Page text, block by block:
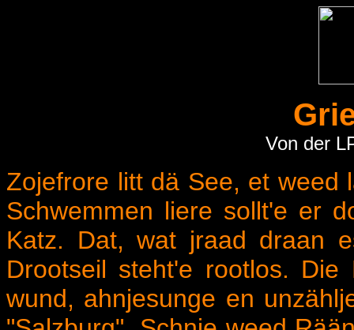
Von der
Zojefrore litt dä See, et weed
Schwemmen liere sollt'e er
Katz. Dat, wat jraad draan
Drootseil steht'e rootlos.
wund, ahnjesunge en